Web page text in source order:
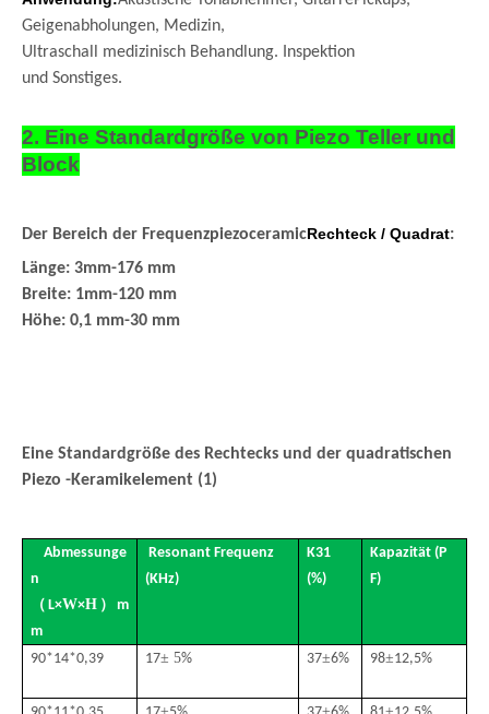
Geigenabholungen, Medizin,
Ultraschall medizinisch Behandlung. Inspektion
und Sonstiges.
2. Eine Standardgröße von Piezo Teller und
Block
Der Bereich der FrequenzpiezoceramicRechteck / Quadrat:
Länge: 3mm-176 mm
Breite: 1mm-120 mm
Höhe: 0,1 mm-30 mm
Eine Standardgröße des Rechtecks ​​und der quadratischen
Piezo -Keramikelement (1)
Abmessunge
n
（L×W×H ） m
m
Resonant Frequenz
(KHz)
K31
(%)
Kapazität (P
F)
90*14*0,39 17± 5% 37±6% 98±12,5%